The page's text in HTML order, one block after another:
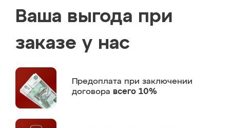
Ваша выгода при
заказе у нас
Предоплата при заключении
договора всего 10%